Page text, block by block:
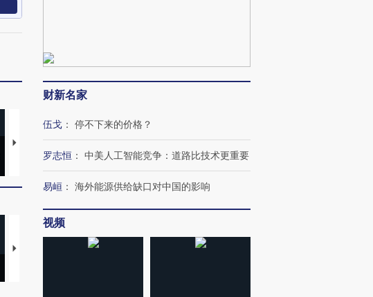
视线｜HYROX的吸金
术：是什么让中产们甘
心“花钱找虐”？
马航飞行员跨国走私7万
粒摇头丸 尿检体内含3种
毒品
视线｜被称为“蟑螂”的印
度Z世代 用街头抗争将教
育部长拱下台
【推广】走进第四届链博
财新名家
伍戈 ： 停不下来的价格？
罗志恒 ： 中美人工智能竞争：道路比技术更重要
易峘 ： 海外能源供给缺口对中国的影响
视频